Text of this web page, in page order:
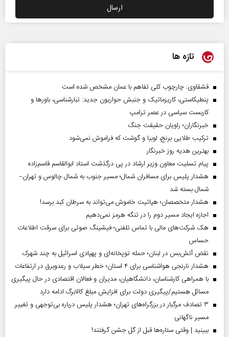
تازه ها
قشقاوی: چارچوب کلی تفاهم با عمان مشخص شده است
پنطیکاستی، کاریزماتیک و جنبش حواریون جدید: تبارشناسی، باور‌ها و
کاربست سیاسی در عصر ترامپ
خبرنگاران؛ راویان حقیقت جنگ
ترکیب طلایی برنج، لوبیا و گوشت که فراموش نمی‌شود
بهترین هدیه روز خبرنگار
پیام تسلیت معاون وزیر ارشاد در پی درگذشت استاد ابوالقاسم قاسم‌زاده
هشدار پلیس برای مسافران شمال؛ مسیر جنوب به شمال چالوس و تهران–
شمال بسته شد
هشدار متخصصان؛ هپاتیت خاموش می‌تواند به سرطان کبد برسد!
اجازه ایجاد مسیر دوم را در تنگه هرمز نمی‌دهیم
هک شرکت‌های مالی با تماس تلفنی؛ فیشینگ صوتی برای سرقت اطلاعات
حساس
نقض آتش‌بس در لبنان؛ حمله توپخانه‌ای و پهپادی اسرائیل به چند شهرک
هشدار نارنجی هواشناسی برای ۴ استان؛ خطر سیلاب و رعدوبرق در ارتفاعات
با همراهی کارشناسان، دانشگاهیان، مدیران و فعالان اقتصادی در حال پیگیری
مسائل هستیم/پیگیری دولت برای افزایش مبلغ کالابرگ ادامه دارد
۳ تصادف مرگبار در بزرگراه‌های تهران؛ هشدار پلیس درباره بی‌توجهی و تغییر
مسیر ناگهانی
ببینید | وقتی ستاره‌ها قبل از گل جشن گرفتند!